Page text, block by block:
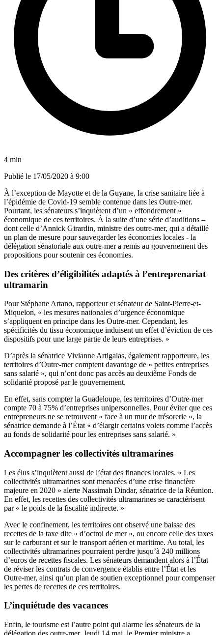
4 min
Publié le 17/05/2020 à 9:00
À l’exception de Mayotte et de la Guyane, la crise sanitaire liée à
l’épidémie de Covid-19 semble contenue dans les Outre-mer.
Pourtant, les sénateurs s’inquiètent d’un « effondrement »
économique de ces territoires. À la suite d’une série d’auditions –
dont celle d’Annick Girardin, ministre des outre-mer, qui a détaillé
un plan de mesure pour sauvegarder les économies locales - la
délégation sénatoriale aux outre-mer a remis au gouvernement des
propositions pour soutenir ces économies.
Des critères d’éligibilités adaptés à l’entreprenariat
ultramarin
Pour Stéphane Artano, rapporteur et sénateur de Saint-Pierre-et-
Miquelon, « les mesures nationales d’urgence économique
s’appliquent en principe dans les Outre‑mer. Cependant, les
spécificités du tissu économique induisent un effet d’éviction de ces
dispositifs pour une large partie de leurs entreprises. »
D’après la sénatrice Vivianne Artigalas, également rapporteure, les
territoires d’Outre-mer comptent davantage de « petites entreprises
sans salarié », qui n’ont donc pas accès au deuxième Fonds de
solidarité proposé par le gouvernement.
En effet, sans compter la Guadeloupe, les territoires d’Outre-mer
compte 70 à 75% d’entreprises unipersonnelles. Pour éviter que ces
entrepreneurs ne se retrouvent « face à un mur de trésorerie », la
sénatrice demande à l’État « d’élargir certains volets comme l’accès
au fonds de solidarité pour les entreprises sans salarié. »
Accompagner les collectivités ultramarines
Les élus s’inquiètent aussi de l’état des finances locales. « Les
collectivités ultramarines sont menacées d’une crise financière
majeure en 2020 » alerte Nassimah Dindar, sénatrice de la Réunion.
En effet, les recettes des collectivités ultramarines se caractérisent
par « le poids de la fiscalité indirecte. »
Avec le confinement, les territoires ont observé une baisse des
recettes de la taxe dite « d’octroi de mer », ou encore celle des taxes
sur le carburant et sur le transport aérien et maritime. Au total, les
collectivités ultramarines pourraient perdre jusqu’à 240 millions
d’euros de recettes fiscales. Les sénateurs demandent alors à l’État
de réviser les contrats de convergence établis entre l’État et les
Outre-mer, ainsi qu’un plan de soutien exceptionnel pour compenser
les pertes de recettes de ces territoires.
L’inquiétude des vacances
Enfin, le tourisme est l’autre point qui alarme les sénateurs de la